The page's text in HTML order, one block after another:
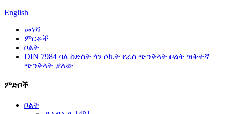
English
መነሻ
ምርቶች
ቦልት
DIN 7984 ባለ ስድስት ጎን ሶኬት የራስ ጭንቅላት ቦልት ዝቅተኛ
ጭንቅላት ያለው
ምድቦች
ቦልት